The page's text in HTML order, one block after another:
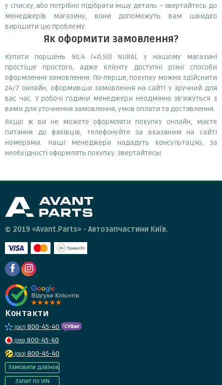
у списку, або потрібно підібрати іншу деталь – звертайтесь до
менеджерів магазину, вони допоможуть вам швидко
вирішити цю проблему.
Як оформити замовлення?
Купити поршень 90,4 (+0,50) NURAL у нашому магазині
простіше простого, адже клієнту доступні різні способи
оформлення замовлення. По-перше, покупку можна здійснити
24/7 онлайн, оформивши замовлення на сайті у зручний для
вас час. У робочі години менеджери неодмінно зв'яжуться з
вами для уточнення замовлення, умов оплати та доставлення.
Якщо ж ви не можете оформляти покупку онлайн, маєте
питання до фахівців, телефонуйте за вказаним на сайті
номерами. Наші менеджери нададуть консультацію, за
необхідності оформлять покупку. Звертайтесь!
© 2019 «Avant.Parts» - Автозапчастини Київ.
Контакти
(067) 800-45-40
(095) 800-45-40
(063) 800-45-40
Замовити дзвінок
Запит по VIN